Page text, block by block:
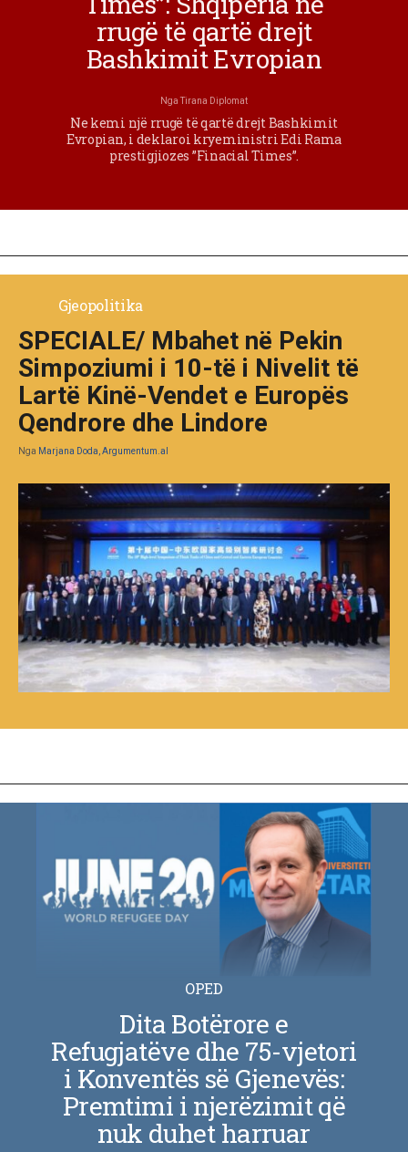
rrugë të qartë drejt
Bashkimit Evropian
Nga Tirana Diplomat
Ne kemi një rrugë të qartë drejt Bashkimit
Evropian, i deklaroi kryeministri Edi Rama
prestigjiozes ”Finacial Times”.
Gjeopolitika
SPECIALE/ Mbahet në Pekin
Simpoziumi i 10-të i Nivelit të
Lartë Kinë-Vendet e Europës
Qendrore dhe Lindore
Nga Marjana Doda, Argumentum.al
OPED
Dita Botërore e
Refugjatëve dhe 75-vjetori
i Konventës së Gjenevës:
Premtimi i njerëzimit që
nuk duhet harruar